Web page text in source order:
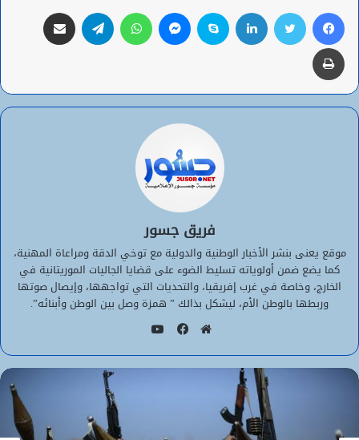
فيسبوك تويتر لينكدإن سكايب ماسنجر واتساب تيلقرام
طباعة
فريق جسور
موقع يعنى بنشر الأخبار الوطنية والدولية مع توخي الدقة ومراعاة المهنية،
كما يضع ضمن أولوياته تسليط الضوء على قضايا الجاليات الموريتانية في
الخارج، وخاصة في غرب إفريقيا، والتحديات التي تواجهها، وإيصال صوتها
وربطها بالوطن الأم، ليشكل بذالك ” همزة وصل بين الوطن وأبنائه”.
الويب